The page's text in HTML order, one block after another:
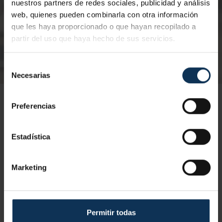
nuestros partners de redes sociales, publicidad y análisis
web, quienes pueden combinarla con otra información
que les haya proporcionado o que hayan recopilado a
partir del uso que haya hecho de sus servicios.
Necesarias
Preferencias
Estadística
Marketing
Permitir todas
Contenido del curso Trabajos en
Alturas Teórico-Práctico - 8